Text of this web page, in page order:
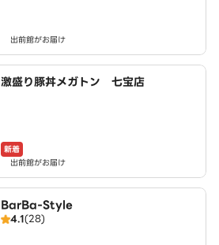
出前館がお届け
激盛り豚丼メガトン 七宝店
新着
出前館がお届け
BarBa-Style
4.1(28)